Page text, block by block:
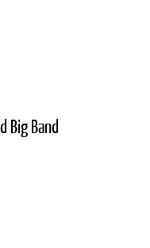
Big Band